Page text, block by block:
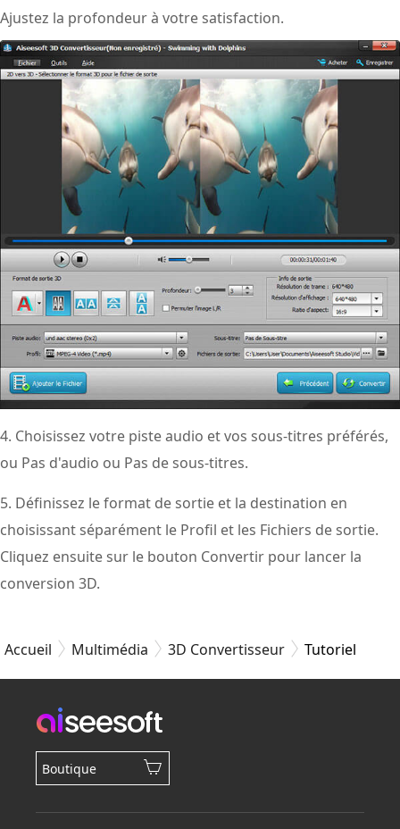
Ajustez la profondeur à votre satisfaction.
4. Choisissez votre piste audio et vos sous-titres préférés,
ou Pas d'audio ou Pas de sous-titres.
5. Définissez le format de sortie et la destination en
choisissant séparément le Profil et les Fichiers de sortie.
Cliquez ensuite sur le bouton Convertir pour lancer la
conversion 3D.
Accueil Multimédia 3D Convertisseur Tutoriel
Boutique